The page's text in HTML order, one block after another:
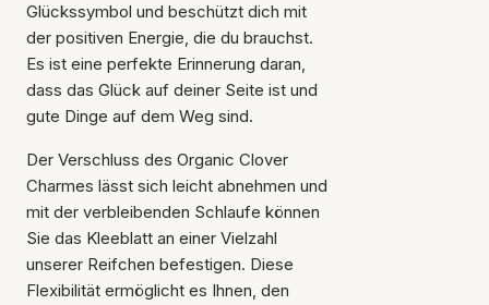
Glückssymbol und beschützt dich mit
der positiven Energie, die du brauchst.
Es ist eine perfekte Erinnerung daran,
dass das Glück auf deiner Seite ist und
gute Dinge auf dem Weg sind.
Der Verschluss des Organic Clover
Charmes lässt sich leicht abnehmen und
mit der verbleibenden Schlaufe können
Sie das Kleeblatt an einer Vielzahl
unserer Reifchen befestigen. Diese
Flexibilität ermöglicht es Ihnen, den